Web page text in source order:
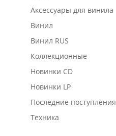
Аксессуары для винила
Винил
Винил RUS
Коллекционные
Новинки CD
Новинки LP
Последние поступления
Техника